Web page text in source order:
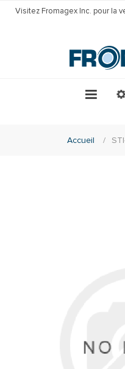
Visitez Fromagex Inc. pour la
Accueil /